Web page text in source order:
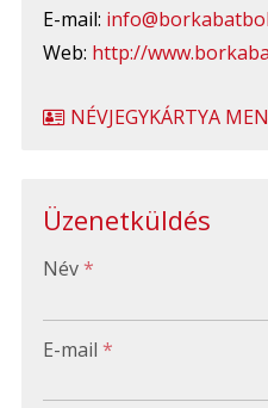
E-mail:
Web: http://
NÉVJEGYKÁRTYA
Üzenetküldés
Név*
E-mail *